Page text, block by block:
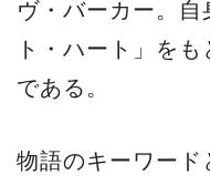
ヴ・バーカー。
ト・ハート」を
である。
物語のキーワード